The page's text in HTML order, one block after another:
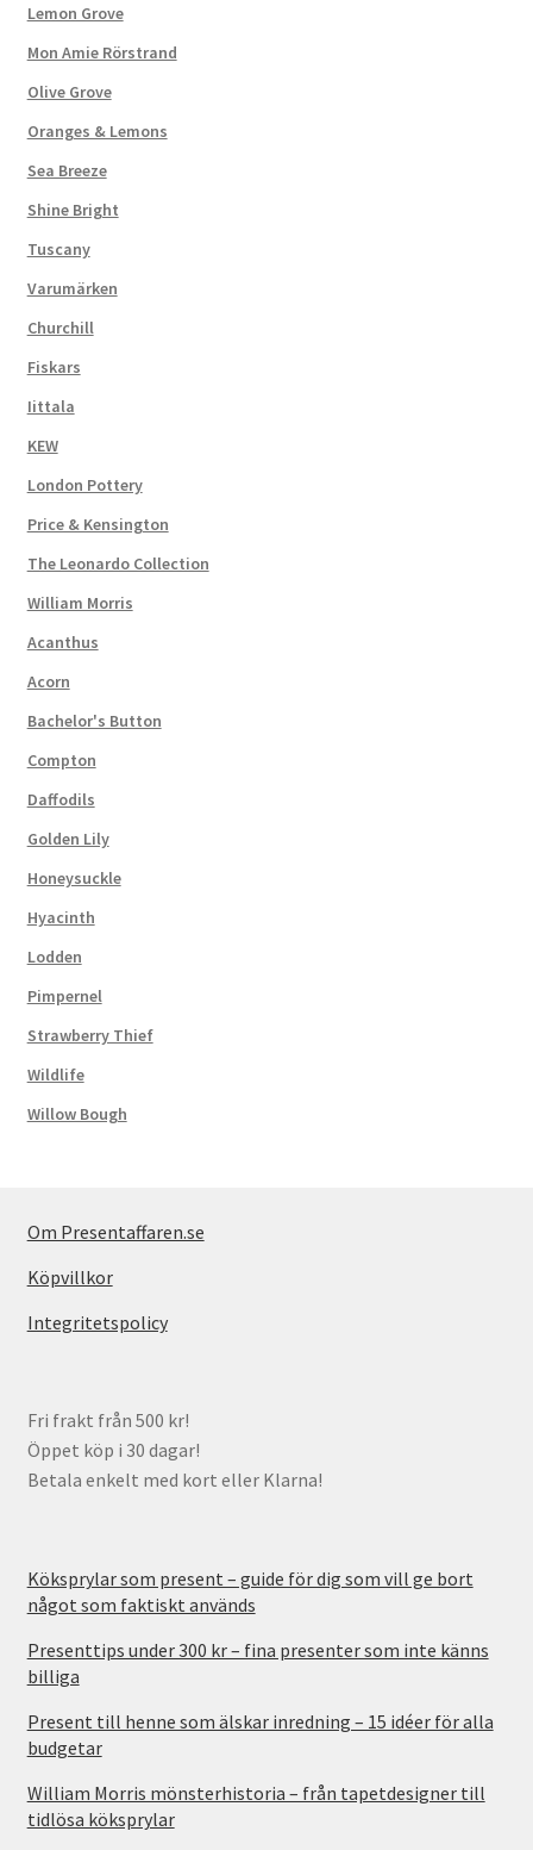
Lemon Grove
Mon Amie Rörstrand
Olive Grove
Oranges & Lemons
Sea Breeze
Shine Bright
Tuscany
Varumärken
Churchill
Fiskars
Iittala
KEW
London Pottery
Price & Kensington
The Leonardo Collection
William Morris
Acanthus
Acorn
Bachelor's Button
Compton
Daffodils
Golden Lily
Honeysuckle
Hyacinth
Lodden
Pimpernel
Strawberry Thief
Wildlife
Willow Bough
Om Presentaffaren.se
Köpvillkor
Integritetspolicy
Fri frakt från 500 kr!
Öppet köp i 30 dagar!
Betala enkelt med kort eller Klarna!
Köksprylar som present – guide för dig som vill ge bort
något som faktiskt används
Presenttips under 300 kr – fina presenter som inte känns
billiga
Present till henne som älskar inredning – 15 idéer för alla
budgetar
William Morris mönsterhistoria – från tapetdesigner till
tidlösa köksprylar